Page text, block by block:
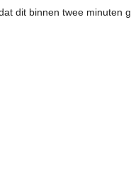
dit binnen twee minuten